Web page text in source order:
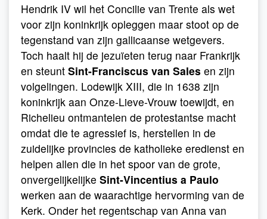
Hendrik IV wil het Concilie van Trente als wet
voor zijn koninkrijk opleggen maar stoot op de
tegenstand van zijn gallicaanse wetgevers.
Toch haalt hij de jezuïeten terug naar Frankrijk
en steunt Sint-Franciscus van Sales en zijn
volgelingen. Lodewijk XIII, die in 1638 zijn
koninkrijk aan Onze-Lieve-Vrouw toewijdt, en
Richelieu ontmantelen de protestantse macht
omdat die te agressief is, herstellen in de
zuidelijke provincies de katholieke eredienst en
helpen allen die in het spoor van de grote,
onvergelijkelijke Sint-Vincentius a Paulo
werken aan de waarachtige hervorming van de
Kerk. Onder het regentschap van Anna van